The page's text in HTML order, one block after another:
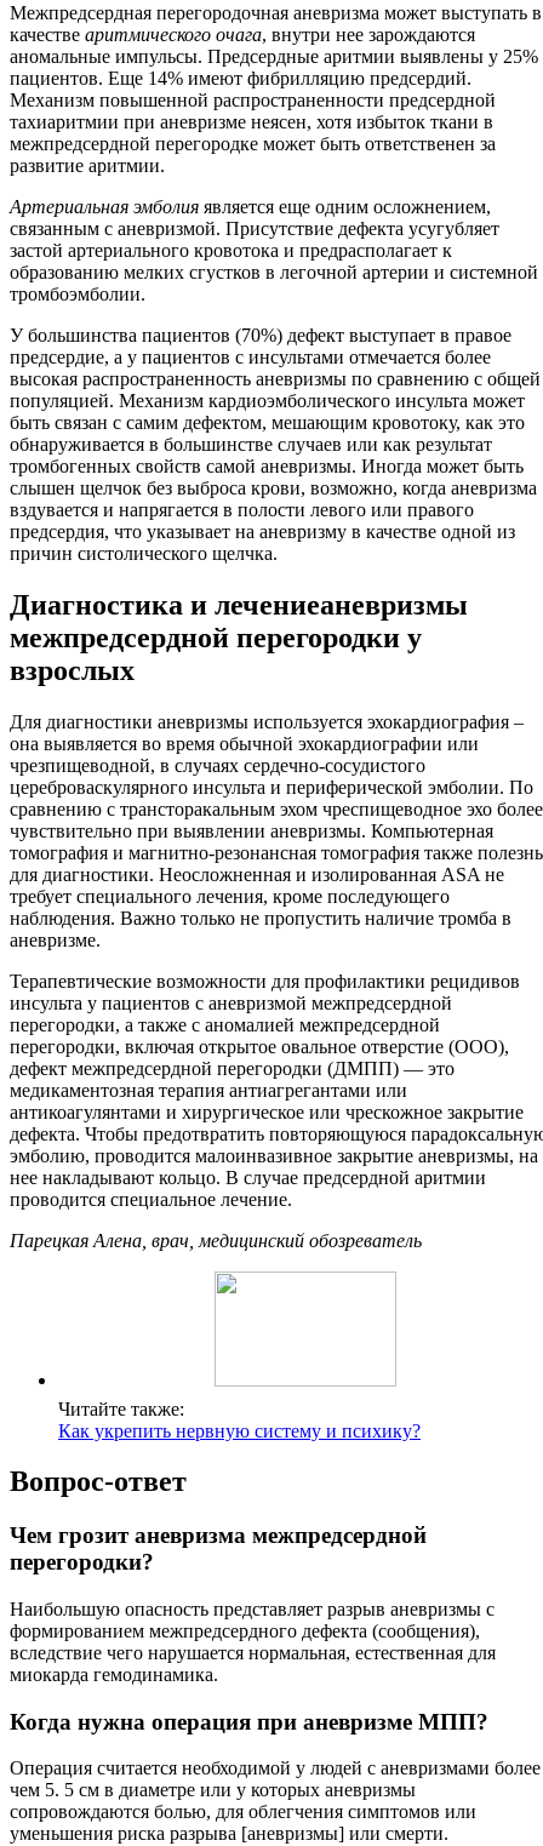
Межпредсердная перегородочная аневризма может выступать в
качестве аритмического очага, внутри нее зарождаются
аномальные импульсы. Предсердные аритмии выявлены у 25%
пациентов. Еще 14% имеют фибрилляцию предсердий.
Механизм повышенной распространенности предсердной
тахиаритмии при аневризме неясен, хотя избыток ткани в
межпредсердной перегородке может быть ответственен за
развитие аритмии.
Артериальная эмболия является еще одним осложнением,
связанным с аневризмой. Присутствие дефекта усугубляет
застой артериального кровотока и предрасполагает к
образованию мелких сгустков в легочной артерии и системной
тромбоэмболии.
У большинства пациентов (70%) дефект выступает в правое
предсердие, а у пациентов с инсультами отмечается более
высокая распространенность аневризмы по сравнению с общей
популяцией. Механизм кардиоэмболического инсульта может
быть связан с самим дефектом, мешающим кровотоку, как это
обнаруживается в большинстве случаев или как результат
тромбогенных свойств самой аневризмы. Иногда может быть
слышен щелчок без выброса крови, возможно, когда аневризма
вздувается и напрягается в полости левого или правого
предсердия, что указывает на аневризму в качестве одной из
причин систолического щелчка.
Диагностика и лечениеаневризмы
межпредсердной перегородки у
взрослых
Для диагностики аневризмы используется эхокардиография –
она выявляется во время обычной эхокардиографии или
чрезпищеводной, в случаях сердечно-сосудистого
цереброваскулярного инсульта и периферической эмболии. По
сравнению с трансторакальным эхом чреспищеводное эхо более
чувствительно при выявлении аневризмы. Компьютерная
томография и магнитно-резонансная томография также
для диагностики. Неосложненная и изолированная ASA не
требует специального лечения, кроме последующего
наблюдения. Важно только не пропустить наличие тромба в
аневризме.
Терапевтические возможности для профилактики рецидивов
инсульта у пациентов с аневризмой межпредсердной
перегородки, а также с аномалией межпредсердной
перегородки, включая открытое овальное отверстие (ООО),
дефект межпредсердной перегородки (ДМПП) — это
медикаментозная терапия антиагрегантами или
антикоагулянтами и хирургическое или чрескожное закрытие
дефекта. Чтобы предотвратить повторяющуюся
эмболию, проводится малоинвазивное закрытие аневризмы, на
нее накладывают кольцо. В случае предсердной аритмии
проводится специальное лечение.
Парецкая Алена, врач, медицинский обозреватель
Читайте также:
Как укрепить нервную систему и психику?
Вопрос-ответ
Чем грозит аневризма межпредсердной
перегородки?
Наибольшую опасность представляет разрыв аневризмы с
формированием межпредсердного дефекта (сообщения),
вследствие чего нарушается нормальная, естественная для
миокарда гемодинамика.
Когда нужна операция при аневризме МПП?
Операция считается необходимой у людей с аневризмами более
чем 5. 5 см в диаметре или у которых аневризмы
сопровождаются болью, для облегчения симптомов или
уменьшения риска разрыва [аневризмы] или смерти.